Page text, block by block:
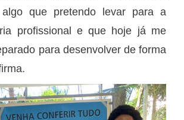
que pretendo levar para a
profissional e que hoje já me
para desenvolver de forma